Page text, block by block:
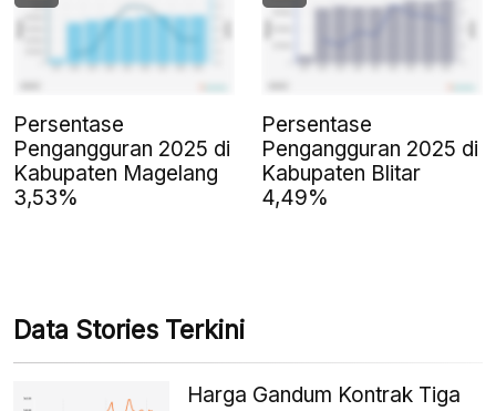
Persentase
Pengangguran 2025 di
Kabupaten Magelang
3,53%
Persentase
Pengangguran 2025 di
Kabupaten Blitar
4,49%
Data Stories Terkini
Harga Gandum Kontrak Tiga